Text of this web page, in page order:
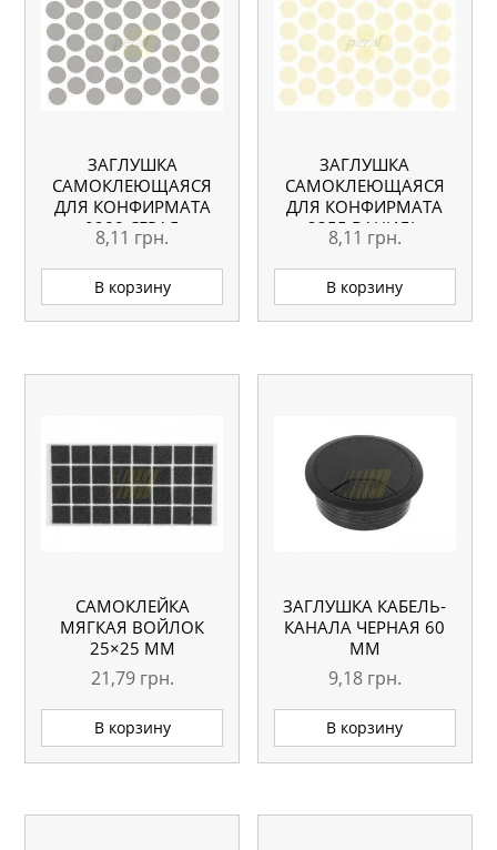
ЗАГЛУШКА
САМОКЛЕЮЩАЯСЯ
ДЛЯ КОНФИРМАТА
0288 СЕРАЯ
8,11 грн.
В корзину
ЗАГЛУШКА
САМОКЛЕЮЩАЯСЯ
ДЛЯ КОНФИРМАТА
2355 ВАНИЛЬ
8,11 грн.
В корзину
САМОКЛЕЙКА
МЯГКАЯ ВОЙЛОК
25×25 ММ
КВАДРАТНАЯ ЧЕРНАЯ
32 ШТ.
21,79 грн.
В корзину
ЗАГЛУШКА КАБЕЛЬ-
КАНАЛА ЧЕРНАЯ 60
ММ
9,18 грн.
В корзину